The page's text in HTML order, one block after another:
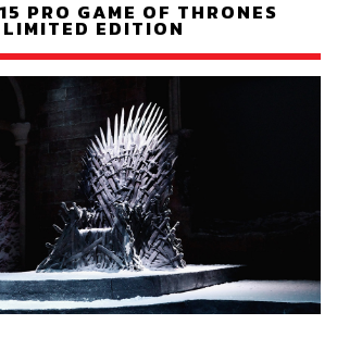
PRO GAME OF THRONES
LIMITED EDITION